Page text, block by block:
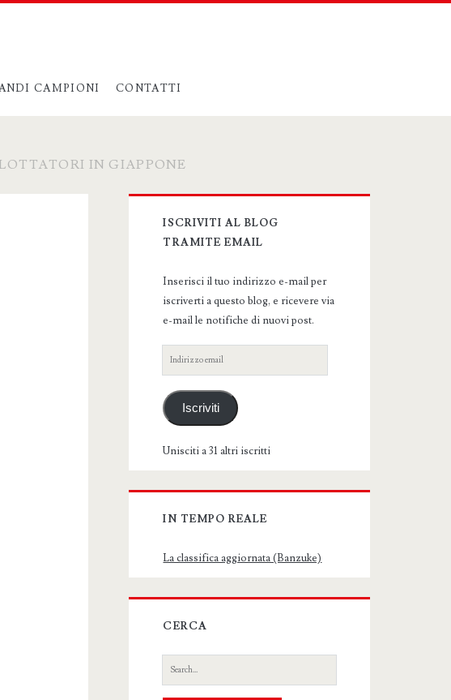
CAMPIONI CONTATTI
IN GIAPPONE
Primary
Sidebar
ISCRIVITI AL BLOG
TRAMITE EMAIL
Inserisci il tuo indirizzo e-mail per
iscriverti a questo blog, e ricevere via
e-mail le notifiche di nuovi post.
Indirizzo
email
Iscriviti
Unisciti a 31 altri iscritti
IN TEMPO REALE
La classifica aggiornata (Banzuke)
CERCA
Search
for: